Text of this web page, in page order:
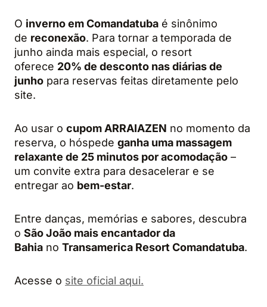
O inverno em Comandatuba é sinônimo
de reconexão. Para tornar a temporada de
junho ainda mais especial, o resort
oferece 20% de desconto nas diárias de
junho para reservas feitas diretamente pelo
site.
Ao usar o cupom ARRAIAZEN no momento da
reserva, o hóspede ganha uma massagem
relaxante de 25 minutos por acomodação –
um convite extra para desacelerar e se
entregar ao bem-estar.
Entre danças, memórias e sabores, descubra
o São João mais encantador da
Bahia no Transamerica Resort Comandatuba.
Acesse o site oficial aqui.